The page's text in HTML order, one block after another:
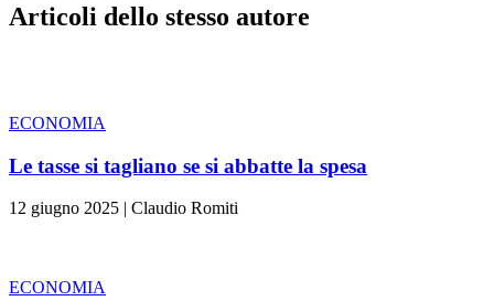
Articoli dello stesso autore
ECONOMIA
Le tasse si tagliano se si abbatte la spesa
12 giugno 2025 | Claudio Romiti
ECONOMIA